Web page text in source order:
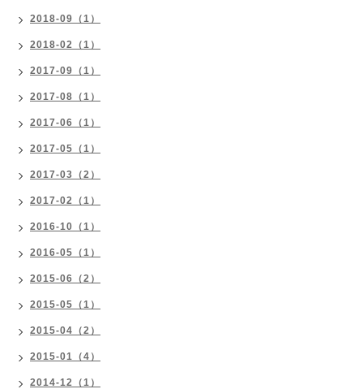
2018-09（1）
2018-02（1）
2017-09（1）
2017-08（1）
2017-06（1）
2017-05（1）
2017-03（2）
2017-02（1）
2016-10（1）
2016-05（1）
2015-06（2）
2015-05（1）
2015-04（2）
2015-01（4）
2014-12（1）